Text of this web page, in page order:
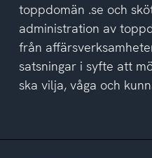
toppdomän .se och
administration av
från
satsningar i syfte att
ska vilja, våga och